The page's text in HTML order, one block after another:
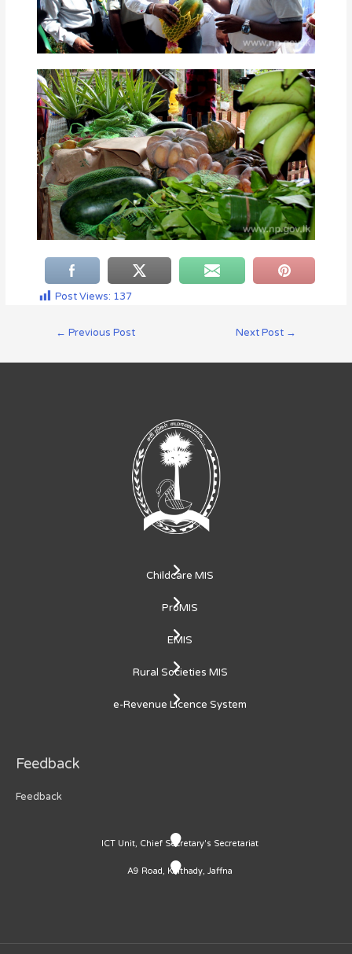
Post Views: 137
← Previous Post Next Post →
Childcare MIS
ProMIS
EMIS
Rural Societies MIS
e-Revenue Licence System
Feedback
Feedback
ICT Unit, Chief Secretary's Secretariat
A9 Road, Kaithady, Jaffna